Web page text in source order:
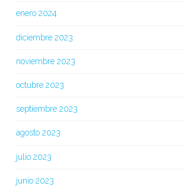
enero 2024
diciembre 2023
noviembre 2023
octubre 2023
septiembre 2023
agosto 2023
julio 2023
junio 2023